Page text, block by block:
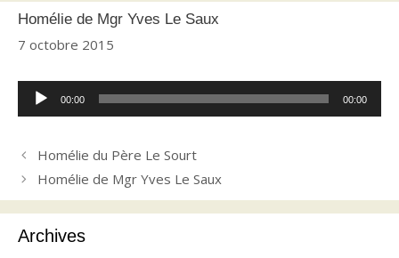
Homélie de Mgr Yves Le Saux
7 octobre 2015
Lecteur
audio
00:00 00:00
Homélie du Père Le Sourt
Homélie de Mgr Yves Le Saux
Archives